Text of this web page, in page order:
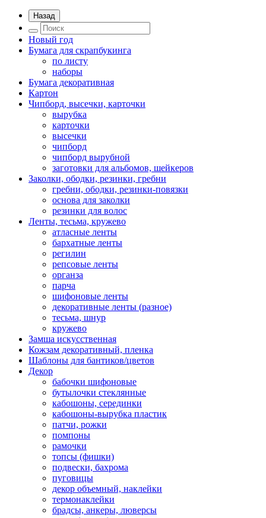
Назад
Новый год
Бумага для скрапбукинга
по листу
наборы
Бумага декоративная
Картон
Чипборд, высечки, карточки
вырубка
карточки
высечки
чипборд
чипборд вырубной
заготовки для альбомов, шейкеров
Заколки, ободки, резинки, гребни
гребни, ободки, резинки-повязки
основа для заколки
резинки для волос
Ленты, тесьма, кружево
атласные ленты
бархатные ленты
регилин
репсовые ленты
органза
парча
шифоновые ленты
декоративные ленты (разное)
тесьма, шнур
кружево
Замша искусственная
Кожзам декоративный, пленка
Шаблоны для бантиков/цветов
Декор
бабочки шифоновые
бутылочки стеклянные
кабошоны, серединки
кабошоны-вырубка пластик
патчи, рожки
помпоны
рамочки
топсы (фишки)
подвески, бахрома
пуговицы
декор объемный, наклейки
термонаклейки
брадсы, анкеры, люверсы